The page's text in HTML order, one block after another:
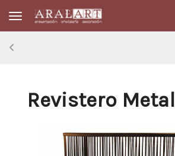
Toggle navigation
Revistero Metal